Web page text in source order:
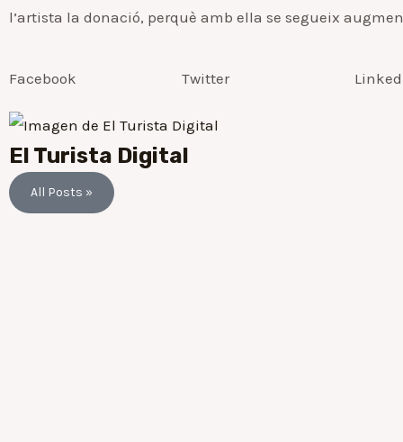
l’artista la donació, perquè amb ella se segueix
Facebook Twitter
El Turista Digital
All Posts »